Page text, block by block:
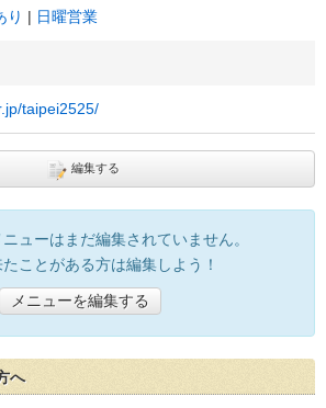
り 日曜営業
taipei2525/
編集する
ューはまだ編集されていません。
ことがある方は編集しよう！
メニューを編集する
へ